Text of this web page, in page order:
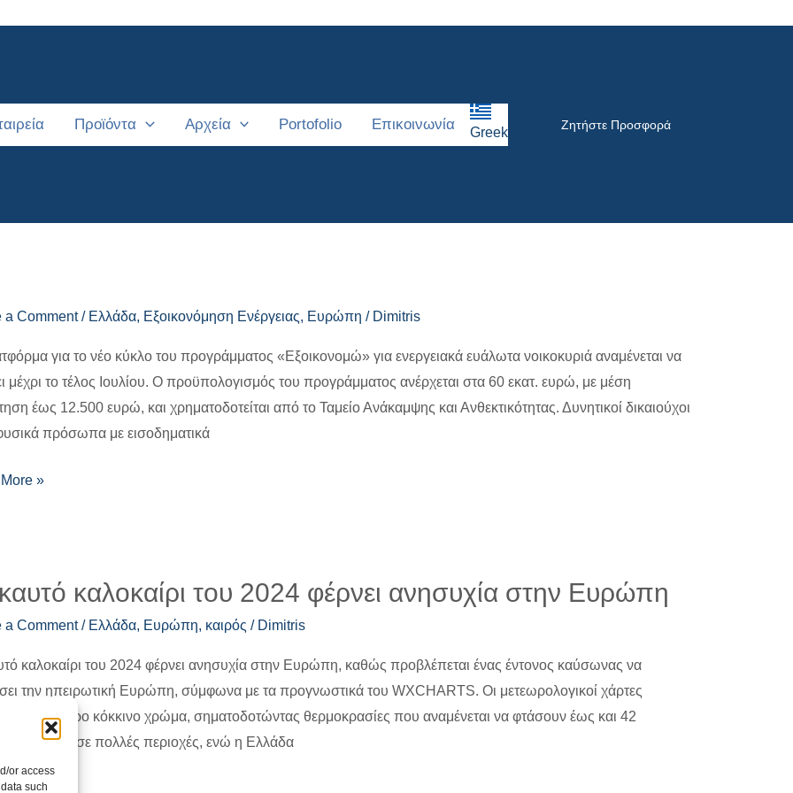
or access
such
Προϊόντα Αρχεία Portofolio Επικοινωνία Greek Ζητήστε Προσφορά
a Comment / Ελλάδα, Εξοικονόμηση Ενέργειας, Ευρώπη / Dimitris
για το νέο κύκλο του προγράμματος «Εξοικονομώ» για ενεργειακά ευάλωτα νοικοκυριά αναμένεται να
μέχρι το τέλος Ιουλίου. Ο προϋπολογισμός του προγράμματος ανέρχεται στα 60 εκατ. ευρώ, με μέση
έως 12.500 ευρώ, και χρηματοδοτείται από το Ταμείο Ανάκαμψης και Ανθεκτικότητας. Δυνητικοί δικαιούχοι
πρόσωπα με εισοδηματικά
»
καλοκαίρι του 2024 φέρνει ανησυχία στην Ευρώπη
a Comment / Ελλάδα, Ευρώπη, καιρός / Dimitris
καλοκαίρι του 2024 φέρνει ανησυχία στην Ευρώπη, καθώς προβλέπεται ένας έντονος καύσωνας να
την ηπειρωτική Ευρώπη, σύμφωνα με τα προγνωστικά του WXCHARTS. Οι μετεωρολογικοί χάρτες
σε σκούρο κόκκινο χρώμα, σηματοδοτώντας θερμοκρασίες που αναμένεται να φτάσουν έως και 42
Κελσίου σε πολλές περιοχές, ενώ η Ελλάδα
»